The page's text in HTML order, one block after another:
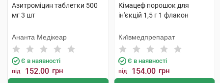
Азитроміцин таблетки 500
мг 3 шт
Ананта Медікеар
Є в наявності
від 152.00 грн
Кімацеф порошок для
ін'єкцій 1,5 г 1 флакон
Київмедпрепарат
Є в наявності
від 154.00 грн